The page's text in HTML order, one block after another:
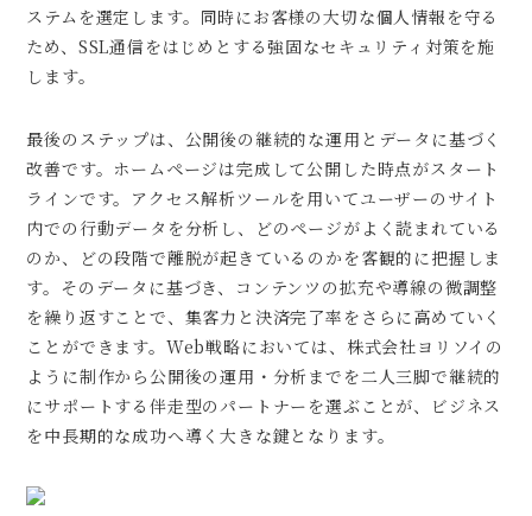
ステムを選定します。同時にお客様の大切な個人情報を守る
ため、SSL通信をはじめとする強固なセキュリティ対策を施
します。
最後のステップは、公開後の継続的な運用とデータに基づく
改善です。ホームページは完成して公開した時点がスタート
ラインです。アクセス解析ツールを用いてユーザーのサイト
内での行動データを分析し、どのページがよく読まれている
のか、どの段階で離脱が起きているのかを客観的に把握しま
す。そのデータに基づき、コンテンツの拡充や導線の微調整
を繰り返すことで、集客力と決済完了率をさらに高めていく
ことができます。Web戦略においては、株式会社ヨリソイの
ように制作から公開後の運用・分析までを二人三脚で継続的
にサポートする伴走型のパートナーを選ぶことが、ビジネス
を中長期的な成功へ導く大きな鍵となります。